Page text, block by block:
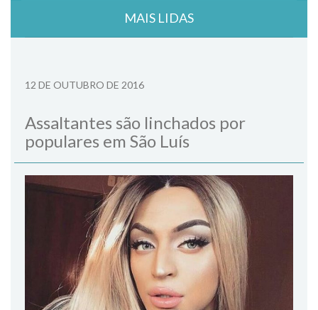
MAIS LIDAS
12 DE OUTUBRO DE 2016
Assaltantes são linchados por
populares em São Luís